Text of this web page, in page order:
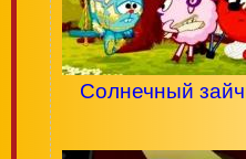
Солнечный